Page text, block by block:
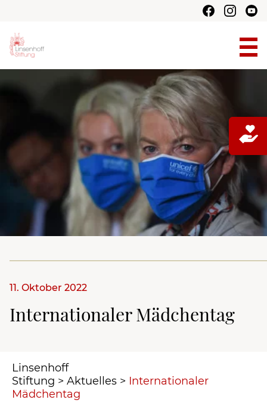
11. Oktober 2022
Internationaler Mädchentag
Linsenhoff
Stiftung > Aktuelles > Internationaler
Mädchentag